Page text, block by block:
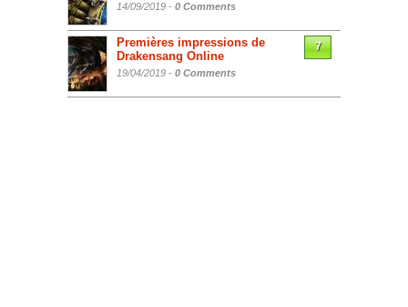
14/09/2019 - 0 Comments
Premières impressions de
Drakensang Online
19/04/2019 - 0 Comments
7